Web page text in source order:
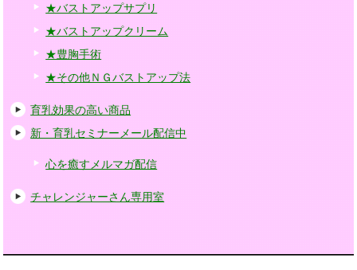
★バストアップサプリ
★バストアップクリーム
★豊胸手術
★その他ＮＧバストアップ法
育乳効果の高い商品
新・育乳セミナーメール配信中
心を癒すメルマガ配信
チャレンジャーさん専用室